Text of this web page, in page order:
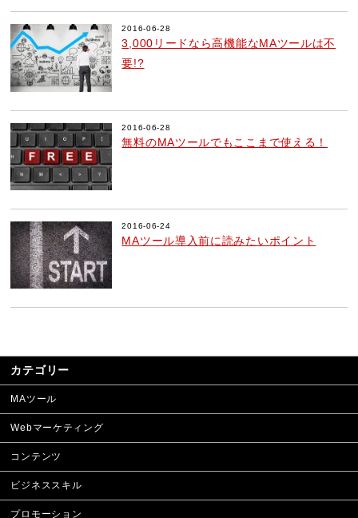
2016-06-28
3,000リードなら高機能なMAツールは不
要!?
2016-06-28
無料のMAツールでもここまで使える！
2016-06-24
MAツール導入前に読みたいポイント
カテゴリー
MAツール
Webマーケティング
コンテンツ
ビジネススキル
プロモーション